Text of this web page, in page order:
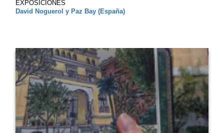
EXPOSICIONES
David Noguerol y Paz Bay (España)